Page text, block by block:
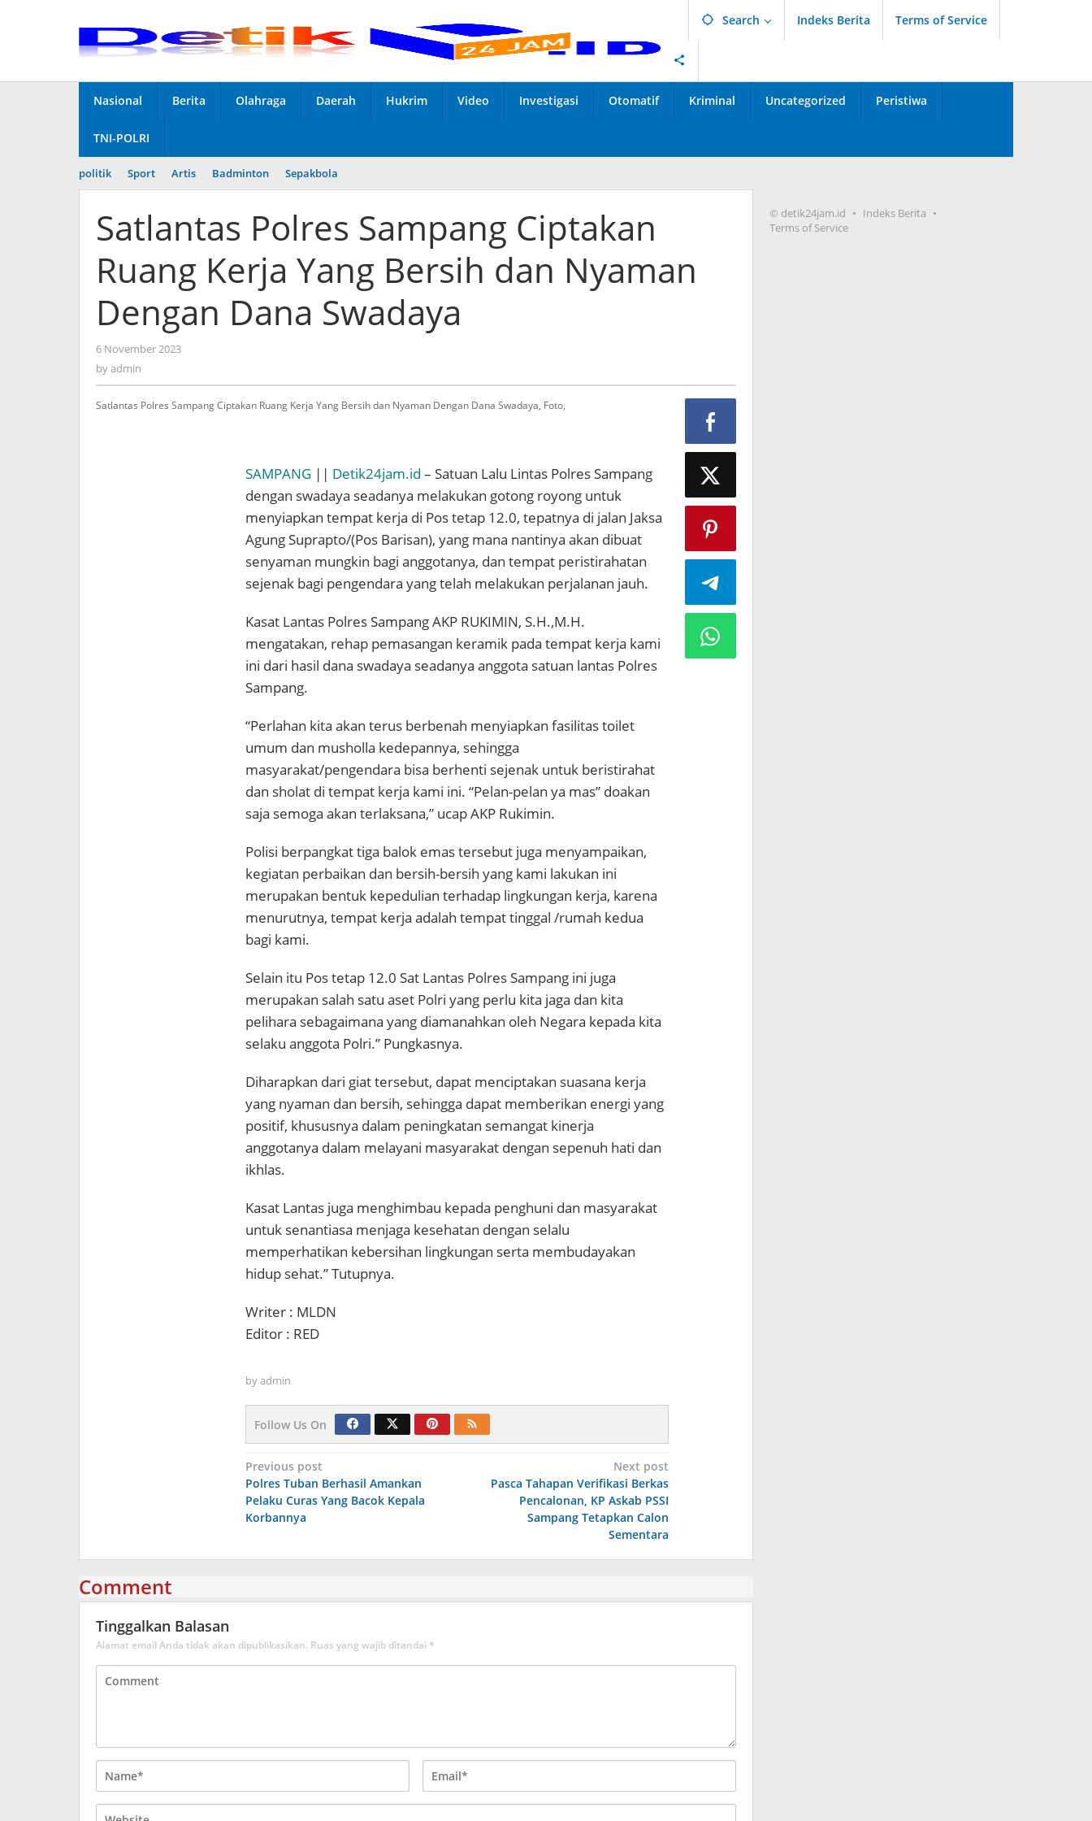
Search Indeks Berita Terms of Service
Nasional Berita Olahraga Daerah Hukrim Video Investigasi Otomatif Kriminal Uncategorized Peristiwa
TNI-POLRI
politik Sport Artis Badminton Sepakbola
Satlantas Polres Sampang Ciptakan
Ruang Kerja Yang Bersih dan Nyaman
Dengan Dana Swadaya
6 November 2023
byadmin
Satlantas Polres Sampang Ciptakan Ruang Kerja Yang Bersih dan Nyaman Dengan Dana Swadaya, Foto,
SAMPANG|| Detik24jam.id – Satuan Lalu Lintas Polres Sampang
dengan swadaya seadanya melakukan gotong royong untuk
menyiapkan tempat kerja di Pos tetap 12.0, tepatnya di jalan Jaksa
Agung Suprapto/(Pos Barisan), yang mana nantinya akan dibuat
senyaman mungkin bagi anggotanya, dan tempat peristirahatan
sejenak bagi pengendara yang telah melakukan perjalanan jauh.
Kasat Lantas Polres Sampang AKP RUKIMIN, S.H.,M.H.
mengatakan, rehap pemasangan keramik pada tempat kerja kami
ini dari hasil dana swadaya seadanya anggota satuan lantas Polres
Sampang.
“Perlahan kita akan terus berbenah menyiapkan fasilitas toilet
umum dan musholla kedepannya, sehingga
masyarakat/pengendara bisa berhenti sejenak untuk beristirahat
dan sholat di tempat kerja kami ini. “Pelan-pelan ya mas” doakan
saja semoga akan terlaksana,” ucap AKP Rukimin.
Polisi berpangkat tiga balok emas tersebut juga menyampaikan,
kegiatan perbaikan dan bersih-bersih yang kami lakukan ini
merupakan bentuk kepedulian terhadap lingkungan kerja, karena
menurutnya, tempat kerja adalah tempat tinggal /rumah kedua
bagi kami.
Selain itu Pos tetap 12.0 Sat Lantas Polres Sampang ini juga
merupakan salah satu aset Polri yang perlu kita jaga dan kita
pelihara sebagaimana yang diamanahkan oleh Negara kepada kita
selaku anggota Polri.” Pungkasnya.
Diharapkan dari giat tersebut, dapat menciptakan suasana kerja
yang nyaman dan bersih, sehingga dapat memberikan energi yang
positif, khususnya dalam peningkatan semangat kinerja
anggotanya dalam melayani masyarakat dengan sepenuh hati dan
ikhlas.
Kasat Lantas juga menghimbau kepada penghuni dan masyarakat
untuk senantiasa menjaga kesehatan dengan selalu
memperhatikan kebersihan lingkungan serta membudayakan
hidup sehat.” Tutupnya.
Writer : MLDN
Editor : RED
byadmin
Follow Us On
Navigasi
pos
Previous post
Polres Tuban Berhasil Amankan
Pelaku Curas Yang Bacok Kepala
Korbannya
Next post
Pasca Tahapan Verifikasi Berkas
Pencalonan, KP Askab PSSI
Sampang Tetapkan Calon
Sementara
Comment
Tinggalkan Balasan
Alamat email Anda tidak akan dipublikasikan. Ruas yang wajib ditandai *
© detik24jam.id
Indeks Berita
Terms of Service